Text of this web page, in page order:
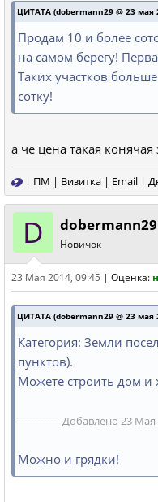
ЦИТАТА (dobermann29 @ 23 мая
Продам 10 и более
на самом берегу!
Таких участков
сотку!
а че цена такая
| ПМ | Визитка | Email |
D dobermann29
Новичок
23 Мая 2014, 09:45 | Оценка:
ЦИТАТА (dobermann29 @ 23 мая
Категория: Земли
пунктов).
Можете строить дом и
------------- Добавлено 23 Мая
Можно и грядки!